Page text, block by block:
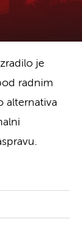
je
radnim
alternativa